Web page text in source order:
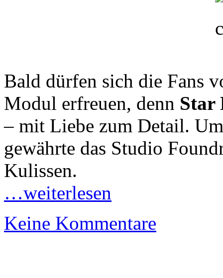
Bald dürfen sich die Fans
Modul erfreuen, denn Star
– mit Liebe zum Detail.
gewährte das Studio
Kulissen.
…weiterlesen
Keine Kommentare